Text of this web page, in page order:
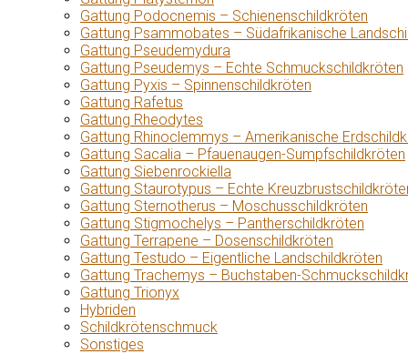
Gattung Podocnemis – Schienenschildkröten
Gattung Psammobates – Südafrikanische
Gattung Pseudemydura
Gattung Pseudemys – Echte Schmuckschildkröten
Gattung Pyxis – Spinnenschildkröten
Gattung Rafetus
Gattung Rheodytes
Gattung Rhinoclemmys – Amerikanische
Gattung Sacalia – Pfauenaugen-Sumpfschildkröten
Gattung Siebenrockiella
Gattung Staurotypus – Echte
Gattung Sternotherus – Moschusschildkröten
Gattung Stigmochelys – Pantherschildkröten
Gattung Terrapene – Dosenschildkröten
Gattung Testudo – Eigentliche Landschildkröten
Gattung Trachemys – Buchstaben-
Gattung Trionyx
Hybriden
Schildkrötenschmuck
Sonstiges